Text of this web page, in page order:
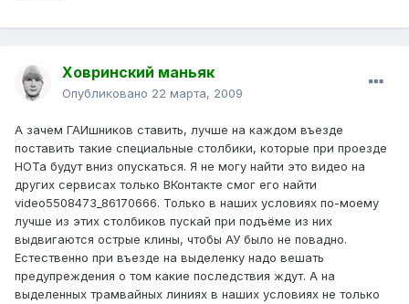
Ховринский маньяк
Опубликовано 22 марта, 2009
А зачем ГАИшников ставить, лучше на каждом въезде
поставить такие специальные столбики, которые при проезде
НОТа будут вниз опускаться. Я не могу найти это видео на
других сервисах только ВКонтакте смог его найти
video5508473_86170666. Только в наших условиях по-моему
лучше из этих столбиков пускай при подъёме из них
выдвигаются острые клины, чтобы АУ было не повадно.
Естественно при въезде на выделенку надо вешать
предупреждения о том какие последствия ждут. А на
выделенных трамвайных линиях в наших условиях не только